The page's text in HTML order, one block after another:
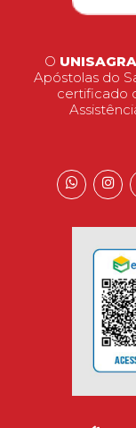
O
Apóstolas do
certificado